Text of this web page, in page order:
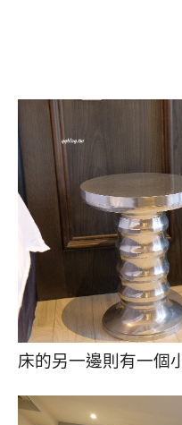
床的另一邊則有一個